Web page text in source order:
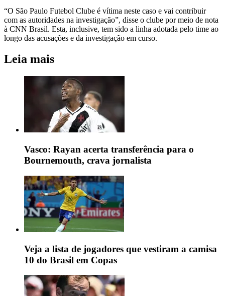
“O São Paulo Futebol Clube é vítima neste caso e vai contribuir
com as autoridades na investigação”, disse o clube por meio de nota
à CNN Brasil. Esta, inclusive, tem sido a linha adotada pelo time ao
longo das acusações e da investigação em curso.
Leia mais
Vasco: Rayan acerta transferência para o
Bournemouth, crava jornalista
Veja a lista de jogadores que vestiram a camisa
10 do Brasil em Copas